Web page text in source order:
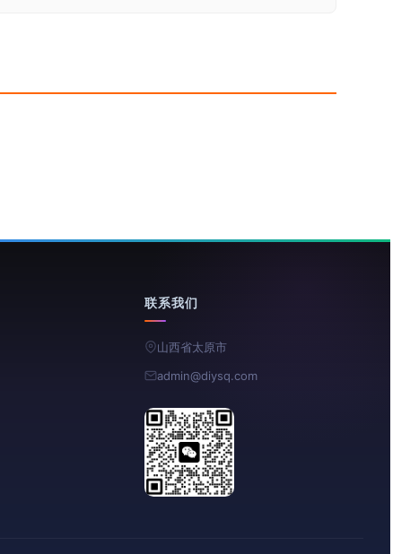
联系我们
山西省太原市
admin@diysq.com